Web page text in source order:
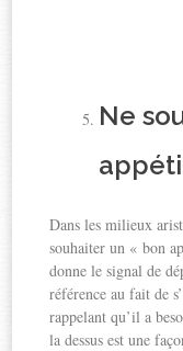
Ne
Dans les milieux
souhaiter un « bon
donne le signal de
référence au fait de
rappelant qu’il a
la dessus est une